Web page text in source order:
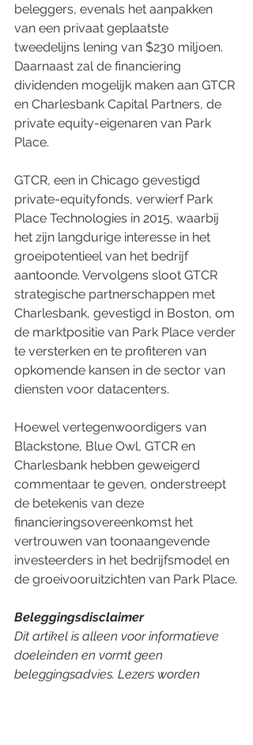
beleggers, evenals het aanpakken
van een privaat geplaatste
tweedelijns lening van $230 miljoen.
Daarnaast zal de financiering
dividenden mogelijk maken aan GTCR
en Charlesbank Capital Partners, de
private equity-eigenaren van Park
Place.
GTCR, een in Chicago gevestigd
private-equityfonds, verwierf Park
Place Technologies in 2015, waarbij
het zijn langdurige interesse in het
groeipotentieel van het bedrijf
aantoonde. Vervolgens sloot GTCR
strategische partnerschappen met
Charlesbank, gevestigd in Boston, om
de marktpositie van Park Place verder
te versterken en te profiteren van
opkomende kansen in de sector van
diensten voor datacenters.
Hoewel vertegenwoordigers van
Blackstone, Blue Owl, GTCR en
Charlesbank hebben geweigerd
commentaar te geven, onderstreept
de betekenis van deze
financieringsovereenkomst het
vertrouwen van toonaangevende
investeerders in het bedrijfsmodel en
de groeivooruitzichten van Park Place.
Beleggingsdisclaimer
Dit artikel is alleen voor informatieve
doeleinden en vormt geen
beleggingsadvies. Lezers worden